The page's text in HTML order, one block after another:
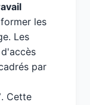
les
Les
par
. Cette